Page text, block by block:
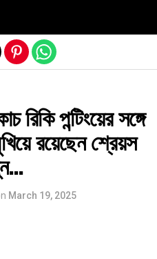
পন্টিংয়ের সঙ্গে
রয়েছেন শ্রেয়স
March 19, 2025